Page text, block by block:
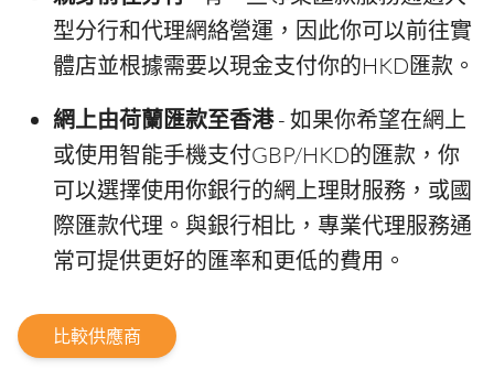
型分行和代理網絡營運，因此你可以前往實
體店並根據需要以現金支付你的HKD匯款。
網上由荷蘭匯款至香港- 如果你希望在網上
或使用智能手機支付GBP/HKD的匯款，你
可以選擇使用你銀行的網上理財服務，或國
際匯款代理。與銀行相比，專業代理服務通
常可提供更好的匯率和更低的費用。
比較供應商